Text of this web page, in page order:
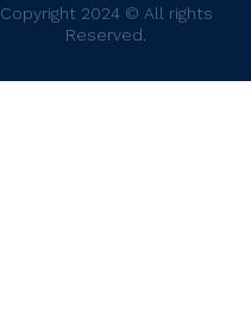
Copyright 2024 © All rights
Reserved.